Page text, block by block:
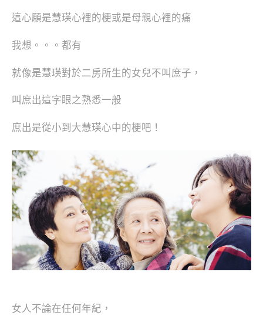
這心願是慧瑛心裡的梗或是母親心裡的痛
我想。。。都有
就像是慧瑛對於二房所生的女兒不叫庶子，
叫庶出這字眼之熟悉一般
庶出是從小到大慧瑛心中的梗吧！
女人不論在任何年紀，